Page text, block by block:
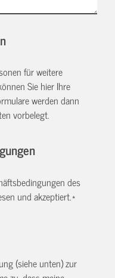
für weitere
Sie hier Ihre
werden dann
vorbelegt.
des
und akzeptiert.*
(siehe unten) zur